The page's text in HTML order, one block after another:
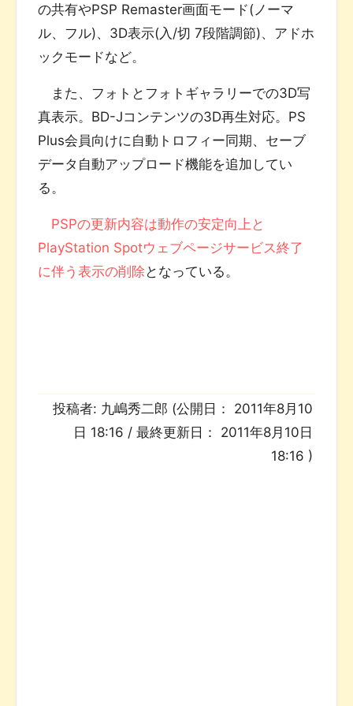
の共有やPSP Remaster画面モード(ノーマ
ル、フル)、3D表示(入/切 7段階調節)、アドホ
ックモードなど。
また、フォトとフォトギャラリーでの3D写
真表示。BD-Jコンテンツの3D再生対応。PS
Plus会員向けに自動トロフィー同期、セーブ
データ自動アップロード機能を追加してい
る。
PSPの更新内容は動作の安定向上と
PlayStation Spotウェブページサービス終了
に伴う表示の削除 となっている。
投稿者: 九嶋秀二郎 (公開日： 2011年8月10
日 18:16 / 最終更新日： 2011年8月10日
18:16 )